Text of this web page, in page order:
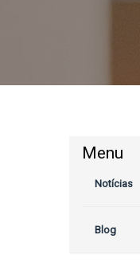
Menu
Notícias
Blog